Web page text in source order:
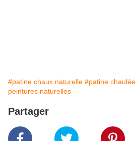
#patine chaux naturelle #patine chaulée
peintures naturelles
Partager